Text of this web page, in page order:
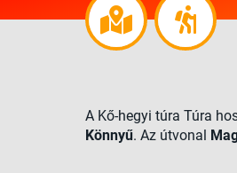
A Kő-hegyi túra Túra
Könnyű. Az útvonal